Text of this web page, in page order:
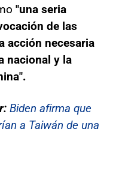
"una seria
de las
acción necesaria
nacional y la
Biden afirma que
a Taiwán de una